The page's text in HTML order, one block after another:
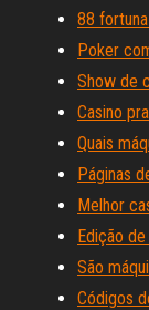
88
Poker
Show de
Casino
Quais
Páginas
Melhor
Edição
São
Códigos